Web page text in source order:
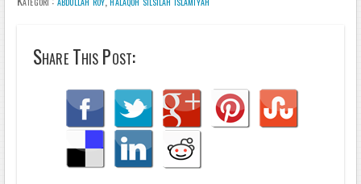
Share This Post: